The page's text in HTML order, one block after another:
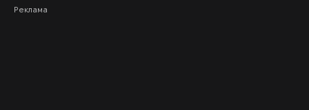
Реклама